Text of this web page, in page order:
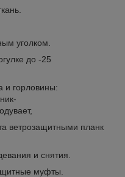
уголком.
до -25
и горловины:
ветрозащитными планк
и снятия.
муфты.